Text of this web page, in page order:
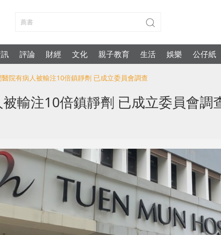
評論 財經 文化 親子教育 生活 娛樂 公仔紙
院有病人被輸注10倍鎮靜劑 已成立委員會調查
輸注10倍鎮靜劑 已成立委員會調